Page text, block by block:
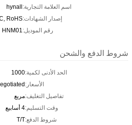
اسم العلامة التجارية:hynall
إصدار الشهادات:RoHS
رقم الموديل:HNM01
شروط الدفع والشحن
الحد الأدنى لكمية:1000
الأسعار:
تفاصيل التغليف:مربع
وقت التسليم:4 أسابيع
شروط الدفع:T/T